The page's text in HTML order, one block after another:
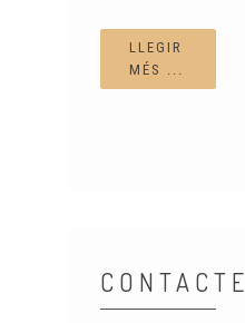
LLEGIR
MÉS ...
CONTACTE